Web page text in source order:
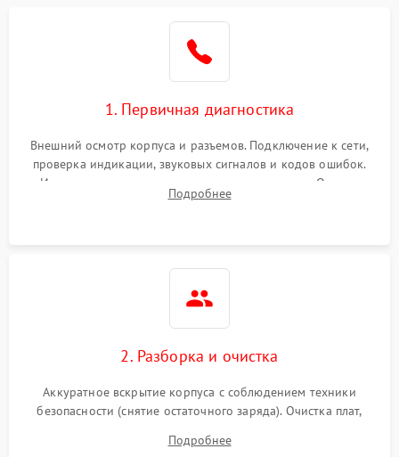
1. Первичная диагностика
Внешний осмотр корпуса и разъемов. Подключение к сети,
проверка индикации, звуковых сигналов и кодов ошибок.
Измерение входного и выходного напряжения. Оценка
реакции ИБП на отключение основного питания без
Подробнее
2. Разборка и очистка
Аккуратное вскрытие корпуса с соблюдением техники
безопасности (снятие остаточного заряда). Очистка плат,
и кистей для предотвращения перегрева и замыканий.
Подробнее